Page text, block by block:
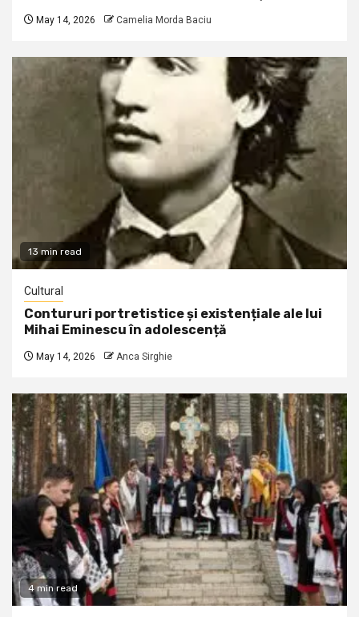
May 14, 2026 Camelia Morda Baciu
13 min read
Cultural
Contururi portretistice și existențiale ale lui
Mihai Eminescu în adolescență
May 14, 2026 Anca Sirghie
4 min read